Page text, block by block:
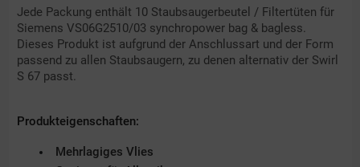
Jede Packung enthält 10 Staubsaugerbeutel / Filtertüten für
Siemens VS06G2510/03 synchropower bag & bagless.
Dieses Produkt ist aufgrund der Anschlussart und der Form
passend zu allen Staubsaugern, zu denen alternativ der Swirl
S 67 passt.
Produkteigenschaften:
Mehrlagiges Vlies